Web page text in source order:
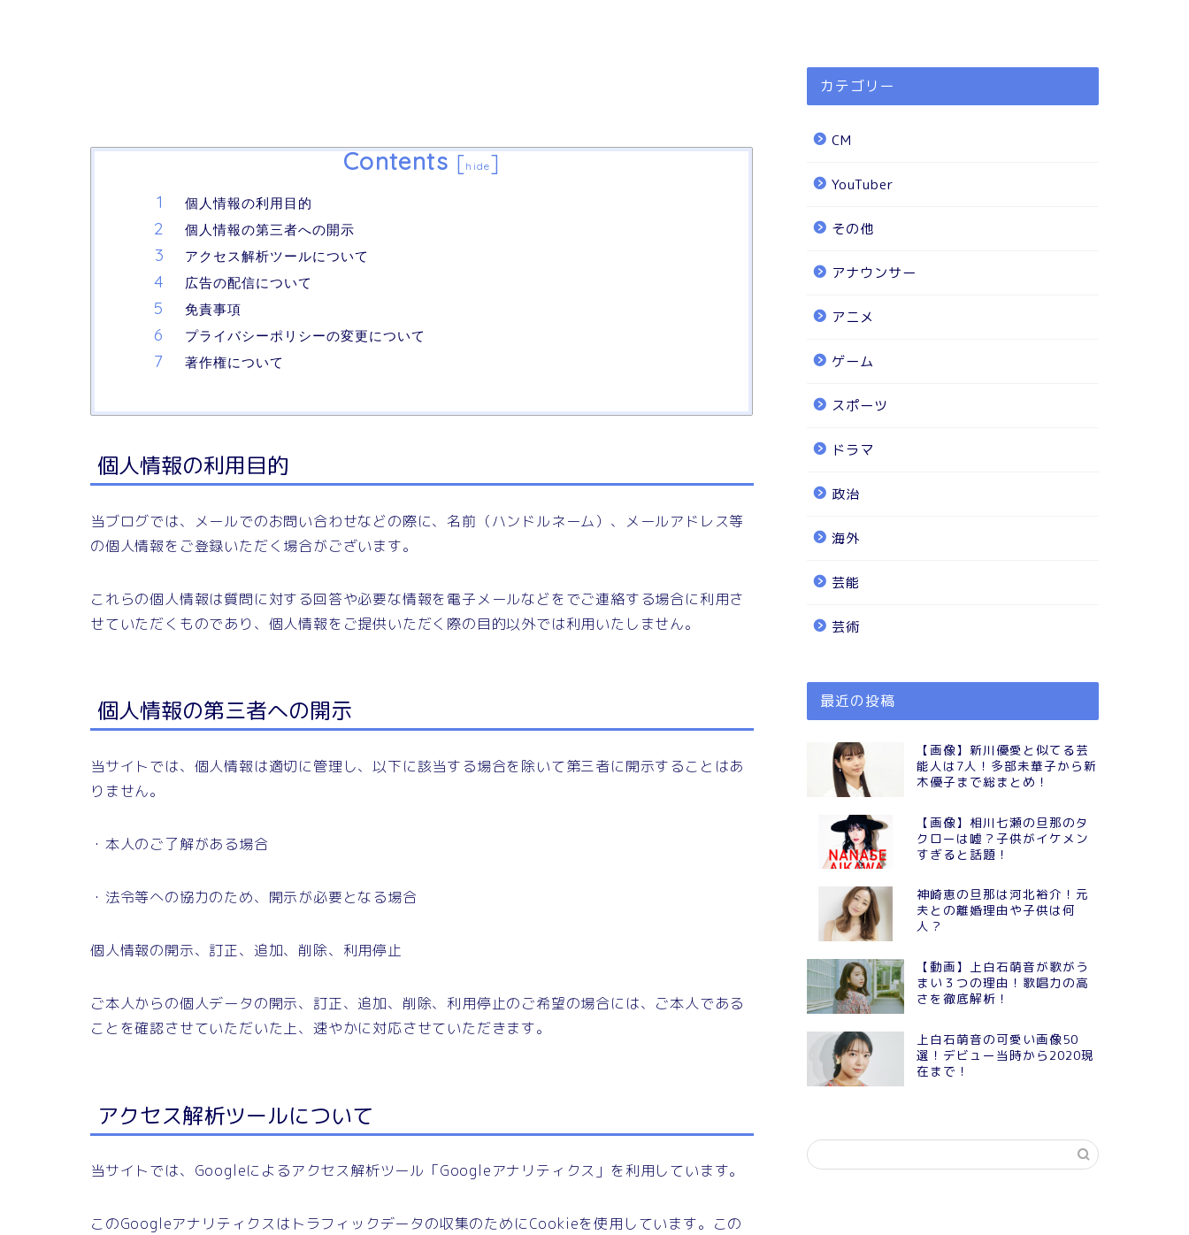
Contents [hide]
個人情報の利用目的
個人情報の第三者への開示
アクセス解析ツールについて
広告の配信について
免責事項
プライバシーポリシーの変更について
著作権について
個人情報の利用目的
当ブログでは、メールでのお問い合わせなどの際に、名前（ハンドルネーム）、メールアドレス等
の個人情報をご登録いただく場合がございます。
これらの個人情報は質問に対する回答や必要な情報を電子メールなどをでご連絡する場合に利用さ
せていただくものであり、個人情報をご提供いただく際の目的以外では利用いたしません。
個人情報の第三者への開示
当サイトでは、個人情報は適切に管理し、以下に該当する場合を除いて第三者に開示することはあ
りません。
・本人のご了解がある場合
・法令等への協力のため、開示が必要となる場合
個人情報の開示、訂正、追加、削除、利用停止
ご本人からの個人データの開示、訂正、追加、削除、利用停止のご希望の場合には、ご本人である
ことを確認させていただいた上、速やかに対応させていただきます。
アクセス解析ツールについて
当サイトでは、Googleによるアクセス解析ツール「Googleアナリティクス」を利用しています。
このGoogleアナリティクスはトラフィックデータの収集のためにCookieを使用しています。この
カテゴリー
CM
YouTuber
その他
アナウンサー
アニメ
ゲーム
スポーツ
ドラマ
政治
海外
芸能
芸術
最近の投稿
【画像】新川優愛と似てる芸
能人は7人！多部未華子から新
木優子まで総まとめ！
【画像】相川七瀬の旦那のタ
クローは嘘？子供がイケメン
すぎると話題！
神崎恵の旦那は河北裕介！元
夫との離婚理由や子供は何
人？
【動画】上白石萌音が歌がう
まい３つの理由！歌唱力の高
さを徹底解析！
上白石萌音の可愛い画像50
選！デビュー当時から2020現
在まで！